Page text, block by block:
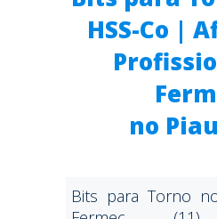
HSS-Co |
no
Bits para Torno